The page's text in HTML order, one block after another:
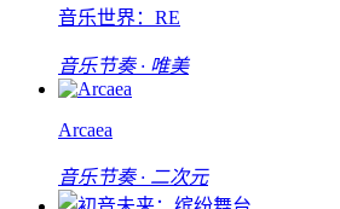
音乐世界：RE
音乐节奏 · 唯美
Arcaea
音乐节奏 · 二次元